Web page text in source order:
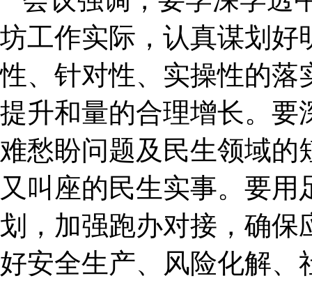
坊工作实际，认真谋划好
性、针对性、实操性的落
提升和量的合理增长。要
难愁盼问题及民生领域的
又叫座的民生实事。要
划，加强跑办对接，确保
好安全生产、风险化解、